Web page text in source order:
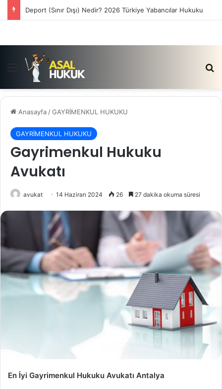
Satış Vaadi Sözleşmesi İptali Nedir?
Menü
Anasayfa /GAYRİMENKUL HUKUKU
GAYRİMENKUL HUKUKU
Gayrimenkul Hukuku
Avukatı
avukat 14 Haziran 2024 26 27 dakika okuma süresi
En İyi Gayrimenkul Hukuku Avukatı Antalya